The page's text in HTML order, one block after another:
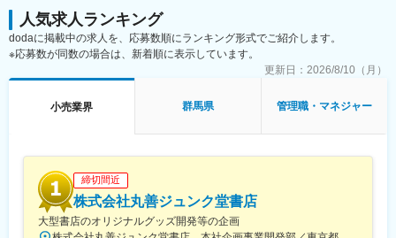
潟駅、新栄町駅(福岡県)、八幡駅(福岡県)、春日原駅、白石駅(札幌
市営)、岐阜駅、西宮駅、郡山駅(福島県)、久留米高校前駅、沼津
駅、東金井駅、宮崎神宮駅、東刈谷駅、今井駅、中島駅(愛知県)、
鹿島神宮駅、新宮中央駅、電鉄黒部駅、次郎丸駅、長沼駅(静岡
県)、宇宿一丁目駅、萱町六丁目駅、野々市工大前駅、勝田台駅、
ひこね芹川駅、熊西駅、電鉄出雲市駅、灘駅、杁ケ池公園駅、広
電本社前駅、さくら夙川駅、南荒子駅、脇田駅、押野駅、春日野
国分駅(鹿児島県)、花巻空港駅(東北本線)、鶴岡駅、河瀬駅、篠ノ
井駅、駒形駅、研究学園駅、下地駅、天竜川駅、二軒茶屋駅(鹿児
島県)、新前橋駅、南が丘駅、衣山駅、本川越駅、野々市駅(北陸鉄
道線)、東姫路駅、岡本駅(栃木県)、秋田駅、三日市駅、焼津駅、
越前開発駅、長府駅、小山駅、亀田駅、備前西市駅、帯広駅、日
県)、竪堀駅、羽倉崎駅、小中野駅、石原駅(埼玉県)、置賜駅、和
馬県)、南鳩ケ谷駅、首里駅、彦根駅、高崎問屋町駅、牧駅(大分
県)、泉外旭川駅、青山駅(岩手県)、船町駅、苫小牧駅、新富士駅
(北海道)、越前花堂駅、北上尾駅、中百舌鳥駅、萩原駅(福岡県)、
大和田駅(大阪府)、新豊田駅、西諫早駅、春日井駅(中央本線)、梶
栗郷台地駅、常陸多賀駅、下曽根駅、富士駅、後藤駅、浦添前田
人気求人ランキング
dodaに掲載中の求人を、応募数順にランキング形式でご紹介します。
※応募数が同数の場合は、新着順に表示しています。
更新日： 2026/8/10（月）
小売業界 群馬県 管理職・マネジャー
締切間近
株式会社丸善ジュンク堂書店
大型書店のオリジナルグッズ開発等の企画